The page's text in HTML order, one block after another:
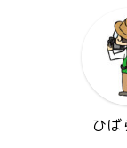
ひば